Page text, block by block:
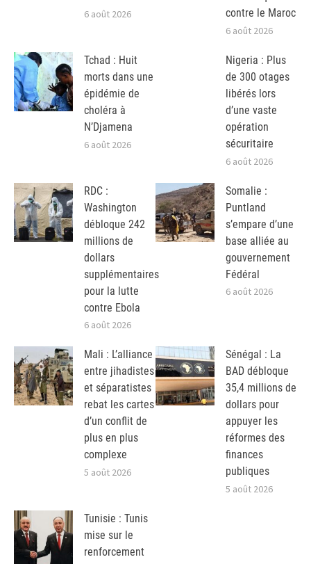
6 août 2026
contre le Maroc
6 août 2026
Tchad : Huit
morts dans une
épidémie de
choléra à
N’Djamena
6 août 2026
Nigeria : Plus
de 300 otages
libérés lors
d’une vaste
opération
sécuritaire
6 août 2026
RDC :
Washington
débloque 242
millions de
dollars
supplémentaires
pour la lutte
contre Ebola
6 août 2026
Somalie :
Puntland
s’empare d’une
base alliée au
gouvernement
Fédéral
6 août 2026
Mali : L’alliance
entre jihadistes
et séparatistes
rebat les cartes
d’un conflit de
plus en plus
complexe
5 août 2026
Sénégal : La
BAD débloque
35,4 millions de
dollars pour
appuyer les
réformes des
finances
publiques
5 août 2026
Tunisie : Tunis
mise sur le
renforcement